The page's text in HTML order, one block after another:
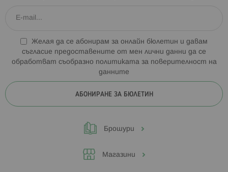
Желая да се абонирам за онлайн бюлетин и давам
съгласие предоставените от мен лични данни да се
обработват съобразно политиката за поверителност на
данните
АБОНИРАНЕ ЗА БЮЛЕТИН
Брошури
Магазини